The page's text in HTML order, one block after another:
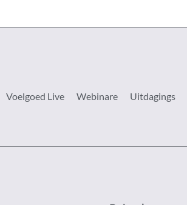
Voelgoed Live Webinare Uitdagings